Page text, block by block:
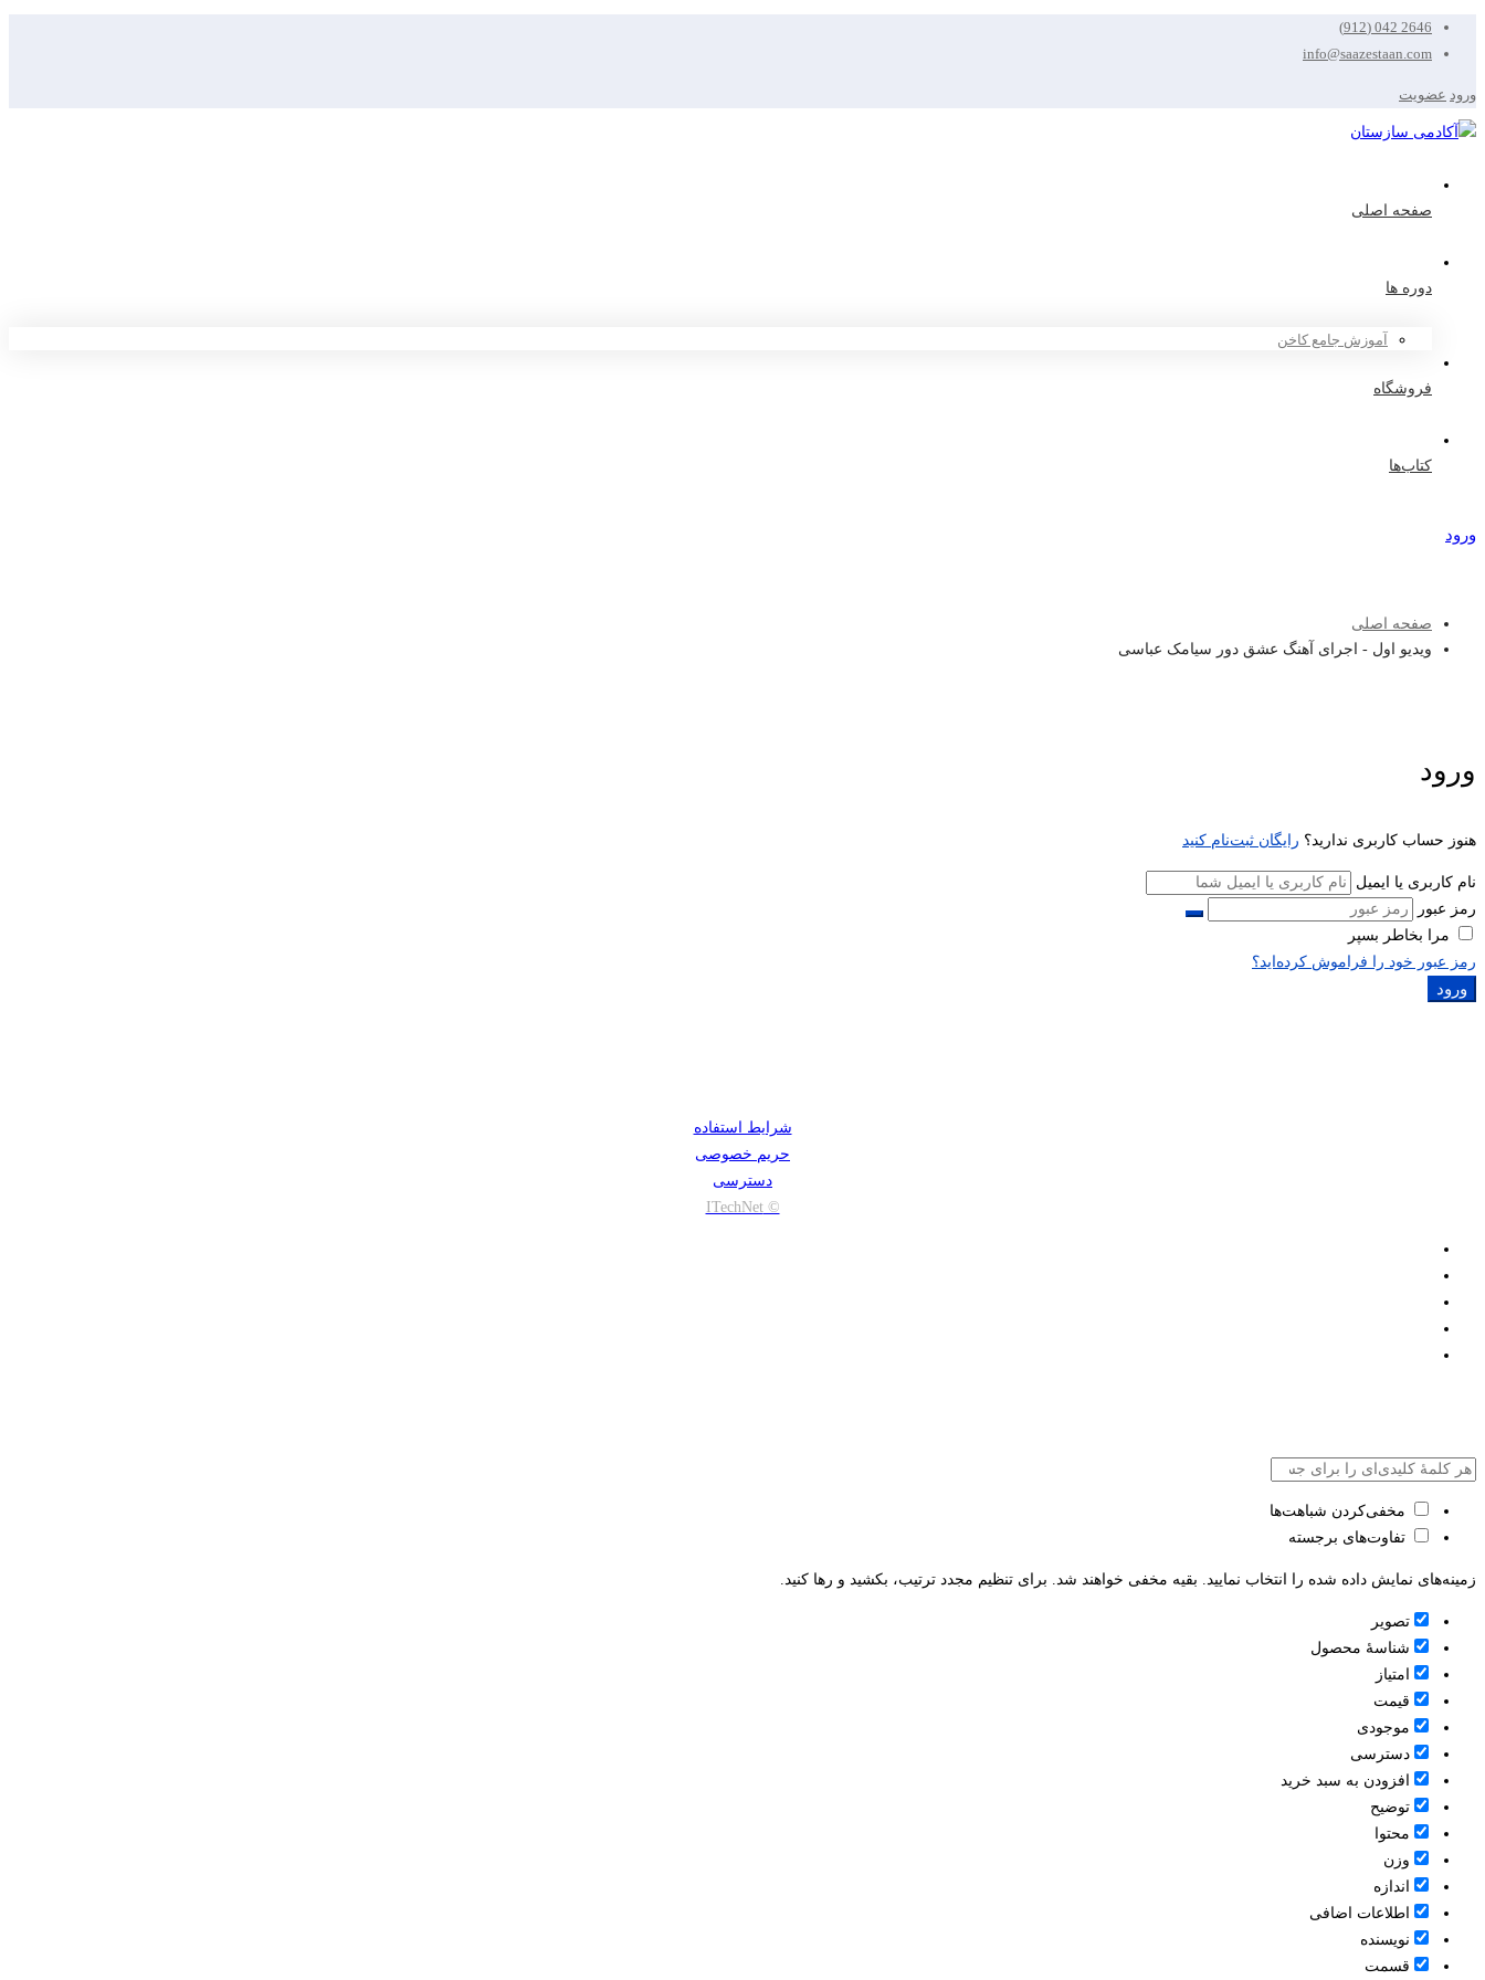
2646 042 (912)
info@saazestaan.com
ورود عضویت
صفحه اصلی
دوره ها
آموزش جامع کاخن
فروشگاه
کتاب‌ها
ورود
صفحه اصلی
ویدیو اول - اجرای آهنگ عشق دور سیامک عباسی
ورود
هنوز حساب کاربری ندارید؟ رایگان ثبت‌نام کنید
نام کاربری یا ایمیل
رمز عبور
مرا بخاطر بسپر
رمز عبور خود را فراموش کرده‌اید؟
ورود
شرایط استفاده
حریم خصوصی
دسترسی
© ITechNet
مخفی‌کردن شباهت‌ها
تفاوت‌های برجسته
زمینه‌های نمایش داده شده را انتخاب نمایید. بقیه مخفی خواهند شد. برای تنظیم مجدد ترتیب، بکشید و رها کنید.
تصویر
شناسۀ محصول
امتیاز
قيمت
موجودی
دسترسی
افزودن به سبد خرید
توضیح
محتوا
وزن
اندازه
اطلاعات اضافی
نویسنده
قسمت